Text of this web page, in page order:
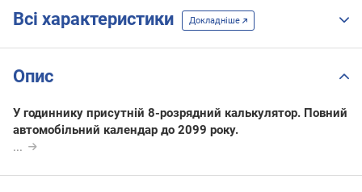
Всі характеристики Докладніше
Опис
У годиннику присутній 8-розрядний калькулятор. Повний
автомобільний календар до 2099 року.
...